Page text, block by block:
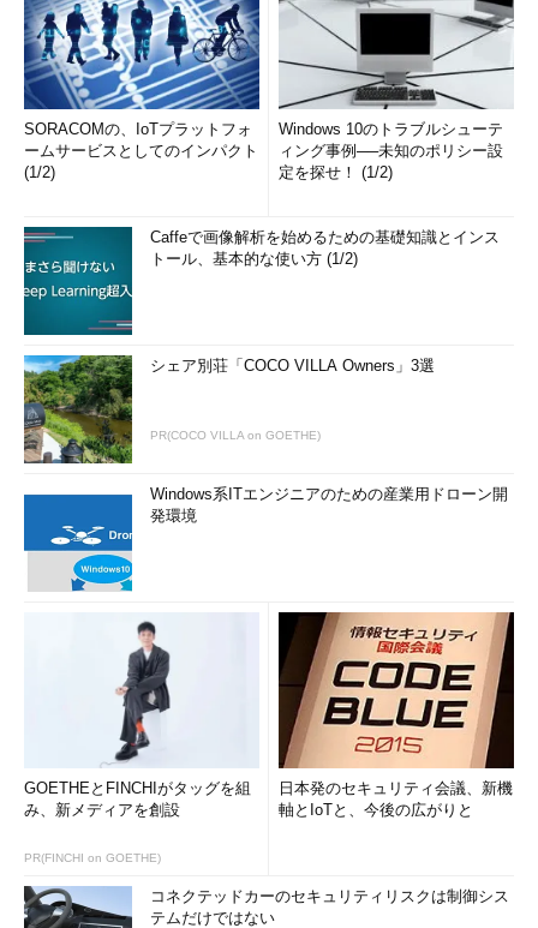
SORACOMの、IoTプラットフォ
ームサービスとしてのインパクト
(1/2)
Windows 10のトラブルシューテ
ィング事例──未知のポリシー設
定を探せ！ (1/2)
Caffeで画像解析を始めるための基礎知識とインス
トール、基本的な使い方 (1/2)
シェア別荘「COCO VILLA Owners」3選
PR(COCO VILLA on GOETHE)
Windows系ITエンジニアのための産業用ドローン開
発環境
GOETHEとFINCHIがタッグを組
み、新メディアを創設
PR(FINCHI on GOETHE)
日本発のセキュリティ会議、新機
軸とIoTと、今後の広がりと
コネクテッドカーのセキュリティリスクは制御シス
テムだけではない